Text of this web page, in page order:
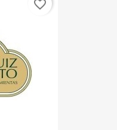
favorite_border